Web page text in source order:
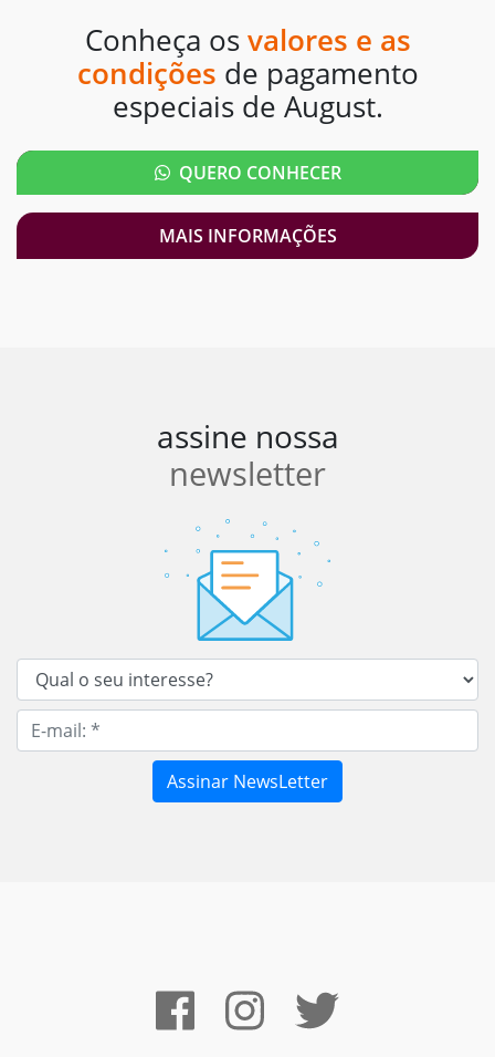
Conheça os valores e as
condições de pagamento
especiais de August.
QUERO CONHECER
MAIS INFORMAÇÕES
assine nossa
newsletter